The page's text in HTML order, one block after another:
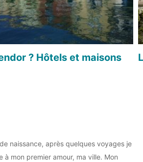
? Hôtels et maisons
naissance, après quelques voyages je
à mon premier amour, ma ville. Mon